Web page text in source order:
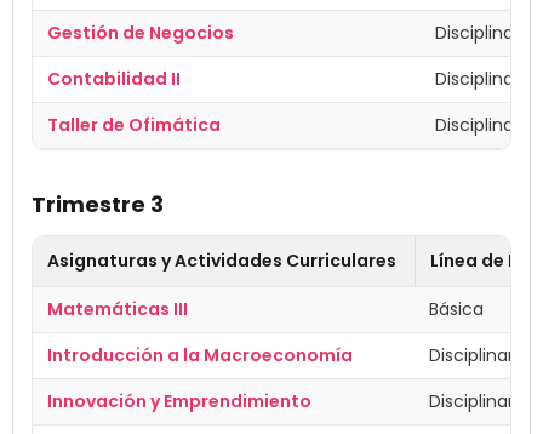
Gestión de Negocios
Disciplinar
Contabilidad II
Disciplinar
Taller de Ofimática
Disciplinar
Trimestre 3
Asignaturas y Actividades Curriculares
Línea de
Matemáticas III
Básica
Introducción a la Macroeconomía
Disciplinar
Innovación y Emprendimiento
Disciplinar/